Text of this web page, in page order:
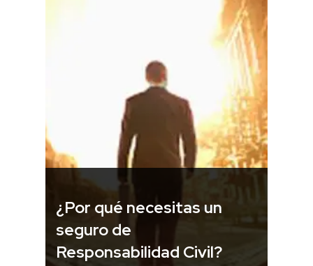
¿Por qué necesitas un
seguro de
Responsabilidad Civil?